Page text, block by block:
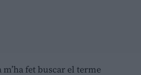
fet buscar el terme